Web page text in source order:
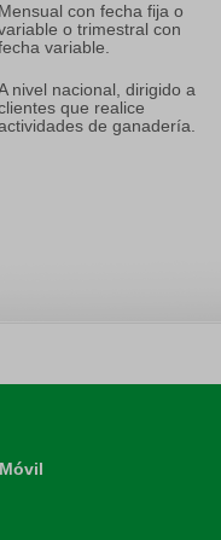
Mensual con fecha fija o
o trimestral con
variable.
nivel nacional, dirigido a
que realice
de ganadería.